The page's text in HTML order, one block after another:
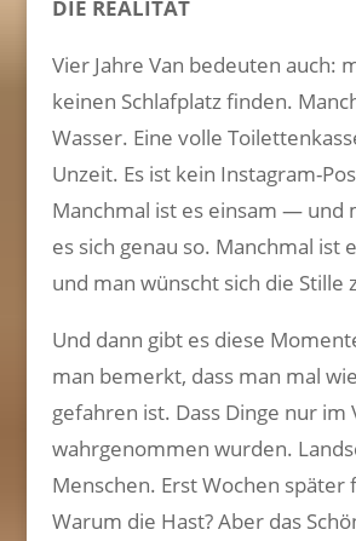
DIE REALITÄT
Vier Jahre Van bedeuten auch:
keinen Schlafplatz finden.
Wasser. Eine volle
Unzeit. Es ist kein Instagram-
Manchmal ist es einsam — und
es sich genau so. Manchmal ist
und man wünscht sich die Stille
Und dann gibt es diese
man bemerkt, dass man mal
gefahren ist. Dass Dinge nur im
wahrgenommen wurden.
Menschen. Erst Wochen später
Warum die Hast? Aber das